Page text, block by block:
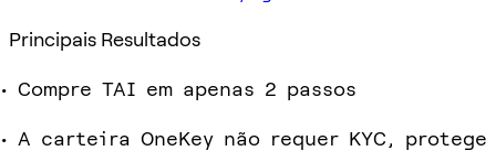
Principais Resultados
Compre TAI em apenas 2 passos
A carteira OneKey não requer KYC, protege